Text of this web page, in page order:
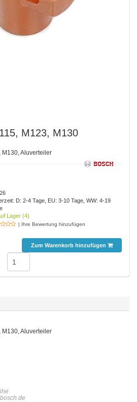
M123, M130
M130, Aluverteiler
D: 2-4 Tage, EU: 3-10 Tage, WW: 4-19
Lager (4)
| Ihre Bewertung hinzufügen
Zum Warenkorb hinzufügen
M130, Aluverteiler